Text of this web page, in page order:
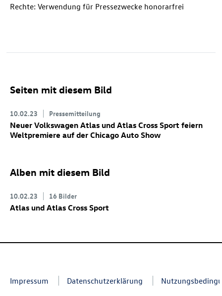
Rechte: Verwendung für Pressezwecke honorarfrei
Seiten mit diesem Bild
10.02.23 Pressemitteilung
Neuer Volkswagen Atlas und Atlas Cross Sport feiern
Weltpremiere auf der Chicago Auto Show
Alben mit diesem Bild
10.02.23 16 Bilder
Atlas und Atlas Cross Sport
Impressum Datenschutzerklärung